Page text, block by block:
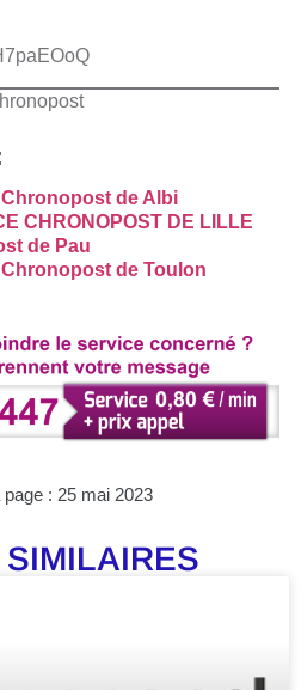
de Albi
CHRONOPOST DE LILLE
de Pau
de Toulon
: 25 mai 2023